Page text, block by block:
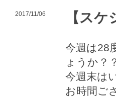
2017/11/06 【ス
今週は28
ょうか？
今週末は
お時間ご